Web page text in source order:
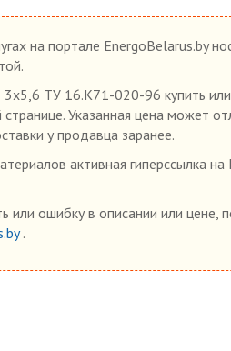
на портале EnergoBelarus.by
ТУ 16.К71-020-96 купить или
Указанная цена может
у продавца заранее.
активная гиперссылка на
или ошибку в описании или цене,
.